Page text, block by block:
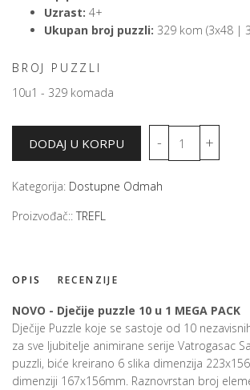
Uzrast: 4+
Ukupan broj puzzli: 329 kom (3x48 |
BROJ PUZZLI
10u1 - 329 komada
Kategorija: Dostupne Odmah
Proizvođač:: TREFL
OPIS RECENZIJE
NOVO - Dječije puzzle 10 u 1 MEGA PACK
Dječije Puzzle koje se sastoje od 10
za sve ljubitelje animirane serije Vatrogasac
puzzli, biće kreirano 6 slika dimenzija
dimenziji 167x156mm. Raznovrstan broj